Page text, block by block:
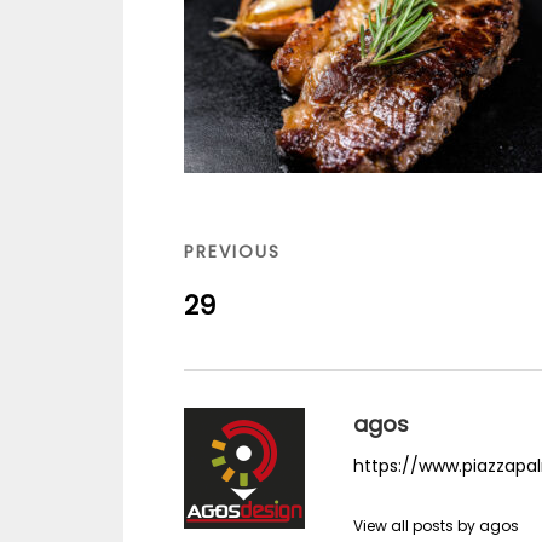
articoli
PREVIOUS
PREVIOUS
29
agos
https://
View all posts by agos